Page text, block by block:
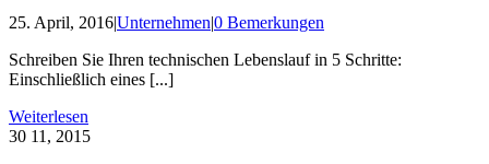
25. April, 2016|Unternehmen|0 Bemerkungen
Schreiben Sie Ihren technischen Lebenslauf in 5 Schritte:
Einschließlich eines [...]
Weiterlesen
30 11, 2015